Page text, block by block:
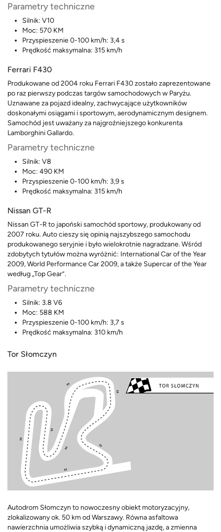
Parametry techniczne
Silnik: V10
Moc: 570 KM
Przyspieszenie 0-100 km/h: 3,4 s
Prędkość maksymalna: 315 km/h
Ferrari F430
Produkowane od 2004 roku Ferrari F430 zostało zaprezentowane
po raz pierwszy podczas targów samochodowych w Paryżu.
Uznawane za pojazd idealny, zachwycające użytkowników
doskonałymi osiągami i sportowym, aerodynamicznym designem.
Samochód jest uważany za najgroźniejszego konkurenta
Lamborghini Gallardo.
Parametry techniczne
Silnik: V8
Moc: 490 KM
Przyspieszenie 0-100 km/h: 3,9 s
Prędkość maksymalna: 315 km/h
Nissan GT-R
Nissan GT-R to japoński samochód sportowy, produkowany od
2007 roku. Auto cieszy się opinią najszybszego samochodu
produkowanego seryjnie i było wielokrotnie nagradzane. Wśród
zdobytych tytułów można wyróżnić: International Car of the Year
2009, World Performance Car 2009, a także Supercar of the Year
według „Top Gear”.
Parametry techniczne
Silnik: 3.8 V6
Moc: 588 KM
Przyspieszenie 0-100 km/h: 3,7 s
Prędkość maksymalna: 310 km/h
Tor Słomczyn
Autodrom Słomczyn to nowoczesny obiekt motoryzacyjny,
zlokalizowany ok. 50 km od Warszawy. Równa asfaltowa
nawierzchnia umożliwia szybką i dynamiczną jazdę, a zmienna